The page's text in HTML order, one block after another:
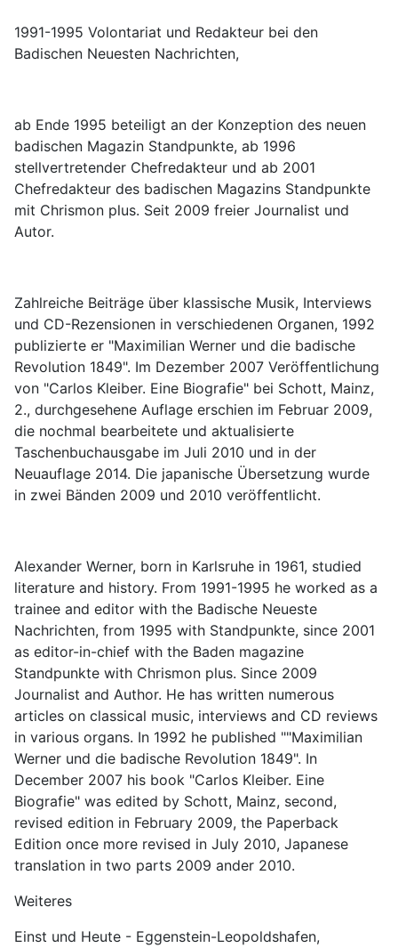
1991-­1995 Volontariat und Redakteur bei den
Badischen Neuesten Nachrichten,
ab Ende 1995 beteiligt an der Konzeption des neuen
badischen Magazin Standpunkte, ab 1996
stellvertretender Chefredakteur und ab 2001
Chefredakteur des badischen Magazins Standpunkte
mit Chrismon plus. Seit 2009 freier Journalist und
Autor.
Zahlreiche Beiträge über klassische Musik, Interviews
und CD-Rezensionen in verschiedenen Organen, 1992
publizierte er "Maximilian Werner und die badische
Revolution 1849". Im Dezember 2007 Veröffentlichung
von "Carlos Kleiber. Eine Biografie" bei Schott, Mainz,
2., durchgesehene Auflage erschien im Februar 2009,
die nochmal bearbeitete und aktualisierte
Taschenbuchausgabe im Juli 2010 und in der
Neuauflage 2014. Die japanische Übersetzung wurde
in zwei Bänden 2009 und 2010 veröffentlicht.
Alexander Werner, born in Karlsruhe in 1961, studied
literature and history. From 1991-1995 he worked as a
trainee and editor with the Badische Neueste
Nachrichten, from 1995 with Standpunkte, since 2001
as editor-in-chief with the Baden magazine
Standpunkte with Chrismon plus. Since 2009
Journalist and Author. He has written numerous
articles on classical music, interviews and CD reviews
in various organs. In 1992 he published ""Maximilian
Werner und die badische Revolution 1849". In
December 2007 his book "Carlos Kleiber. Eine
Biografie" was edited by Schott, Mainz, second,
revised edition in February 2009, the Paperback
Edition once more revised in July 2010, Japanese
translation in two parts 2009 ander 2010.
Weiteres
Einst und Heute - Eggenstein-Leopoldshafen,